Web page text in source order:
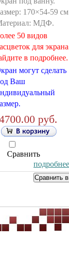
170×54-59
МДФ.
50 видов
для экрана
в подробнее.
могут сделать
Ваш
руб.
Сравнить